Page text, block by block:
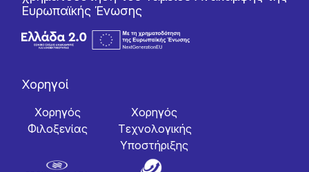
Ευρωπαϊκής Ένωσης
Χορηγοί
Χορηγός
Φιλοξενίας
Χορηγός
Tεχνολογικής
Yποστήριξης